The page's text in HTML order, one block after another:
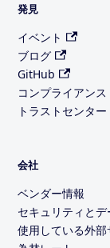
発見
イベント
ブログ
GitHub
コンプライアンス
トラストセンター
会社
ベンダー情報
セキュリティと
使用している外部